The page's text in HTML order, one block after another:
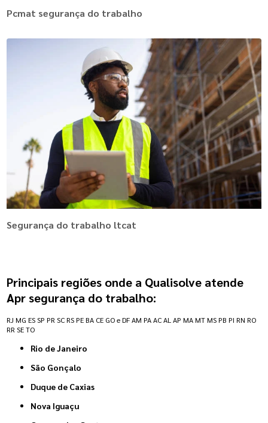
Pcmat segurança do trabalho
Segurança do trabalho ltcat
Principais regiões onde a Qualisolve atende
Apr segurança do trabalho:
RJ MG ES SP PR SC RS PE BA CE GO e DF AM PA AC AL AP MA MT MS PB PI RN RO
RR SE TO
Rio de Janeiro
São Gonçalo
Duque de Caxias
Nova Iguaçu